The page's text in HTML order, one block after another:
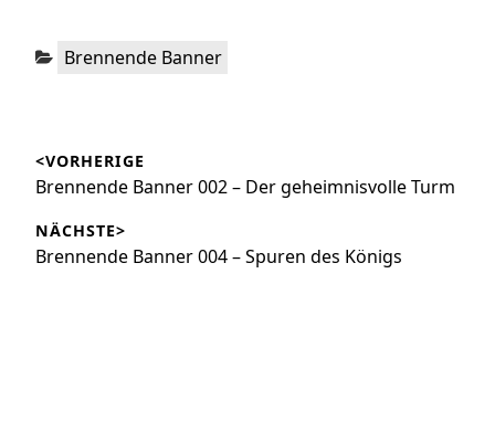
Kategorien:
Brennende Banner
<VORHERIGE
Vorheriger
Brennende Banner 002 – Der geheimnisvolle Turm
NÄCHSTE>
Nächster
Brennende Banner 004 – Spuren des Königs